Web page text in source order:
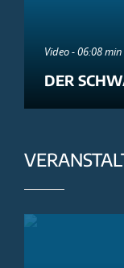
Video - 06:08 min
DER